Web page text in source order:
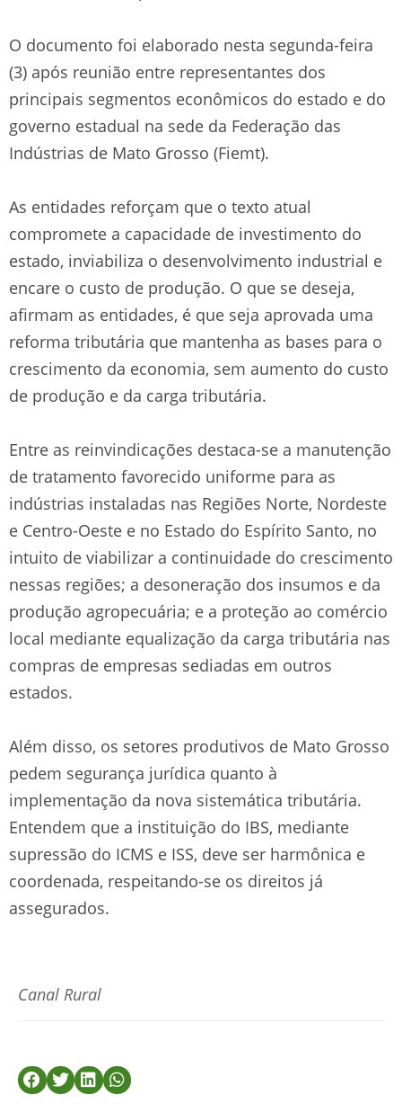
O documento foi elaborado nesta segunda-feira
(3) após reunião entre representantes dos
principais segmentos econômicos do estado e do
governo estadual na sede da Federação das
Indústrias de Mato Grosso (Fiemt).
As entidades reforçam que o texto atual
compromete a capacidade de investimento do
estado, inviabiliza o desenvolvimento industrial e
encare o custo de produção. O que se deseja,
afirmam as entidades, é que seja aprovada uma
reforma tributária que mantenha as bases para o
crescimento da economia, sem aumento do custo
de produção e da carga tributária.
Entre as reinvindicações destaca-se a manutenção
de tratamento favorecido uniforme para as
indústrias instaladas nas Regiões Norte, Nordeste
e Centro-Oeste e no Estado do Espírito Santo, no
intuito de viabilizar a continuidade do crescimento
nessas regiões; a desoneração dos insumos e da
produção agropecuária; e a proteção ao comércio
local mediante equalização da carga tributária nas
compras de empresas sediadas em outros
estados.
Além disso, os setores produtivos de Mato Grosso
pedem segurança jurídica quanto à
implementação da nova sistemática tributária.
Entendem que a instituição do IBS, mediante
supressão do ICMS e ISS, deve ser harmônica e
coordenada, respeitando-se os direitos já
assegurados.
Canal Rural